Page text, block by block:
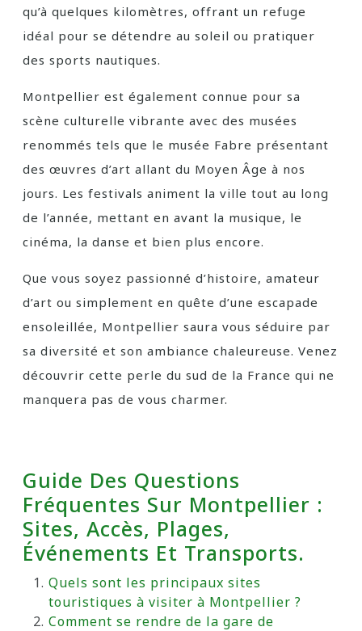
qu’à quelques kilomètres, offrant un refuge
idéal pour se détendre au soleil ou pratiquer
des sports nautiques.
Montpellier est également connue pour sa
scène culturelle vibrante avec des musées
renommés tels que le musée Fabre présentant
des œuvres d’art allant du Moyen Âge à nos
jours. Les festivals animent la ville tout au long
de l’année, mettant en avant la musique, le
cinéma, la danse et bien plus encore.
Que vous soyez passionné d’histoire, amateur
d’art ou simplement en quête d’une escapade
ensoleillée, Montpellier saura vous séduire par
sa diversité et son ambiance chaleureuse. Venez
découvrir cette perle du sud de la France qui ne
manquera pas de vous charmer.
Guide Des Questions
Fréquentes Sur Montpellier :
Sites, Accès, Plages,
Événements Et Transports.
Quels sont les principaux sites
touristiques à visiter à Montpellier ?
Comment se rendre de la gare de